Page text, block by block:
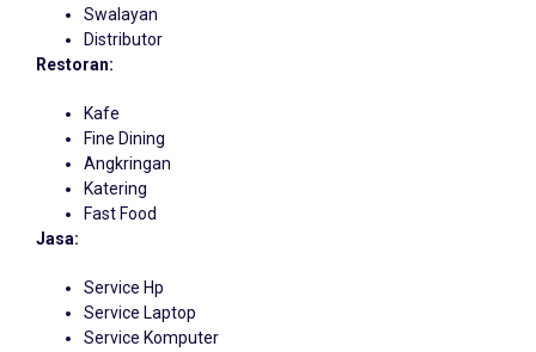
Swalayan
Distributor
Restoran:
Kafe
Fine Dining
Angkringan
Katering
Fast Food
Jasa:
Service Hp
Service Laptop
Service Komputer